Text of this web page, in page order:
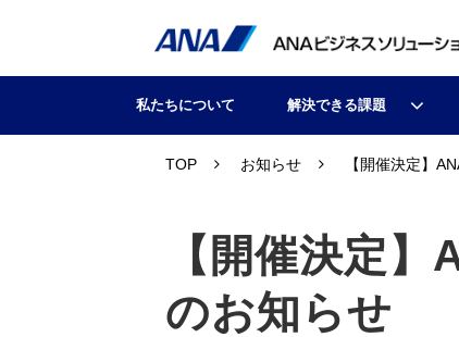
私たちについて 解決できる課題
TOP お知らせ 【開催決定】
【開催決定
のお知らせ